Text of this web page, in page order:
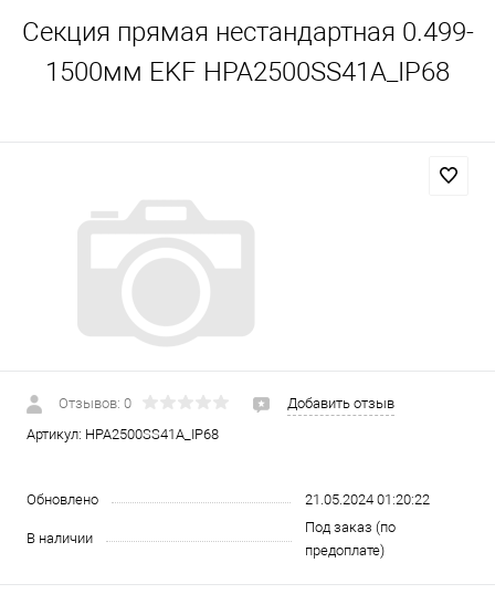
Секция прямая нестандартная 0.499-
1500мм EKF HPA2500SS41A_IP68
Отзывов: 0
Добавить отзыв
Артикул: HPA2500SS41A_IP68
Обновлено 21.05.2024 01:20:22
В наличии
Под заказ (по
предоплате)